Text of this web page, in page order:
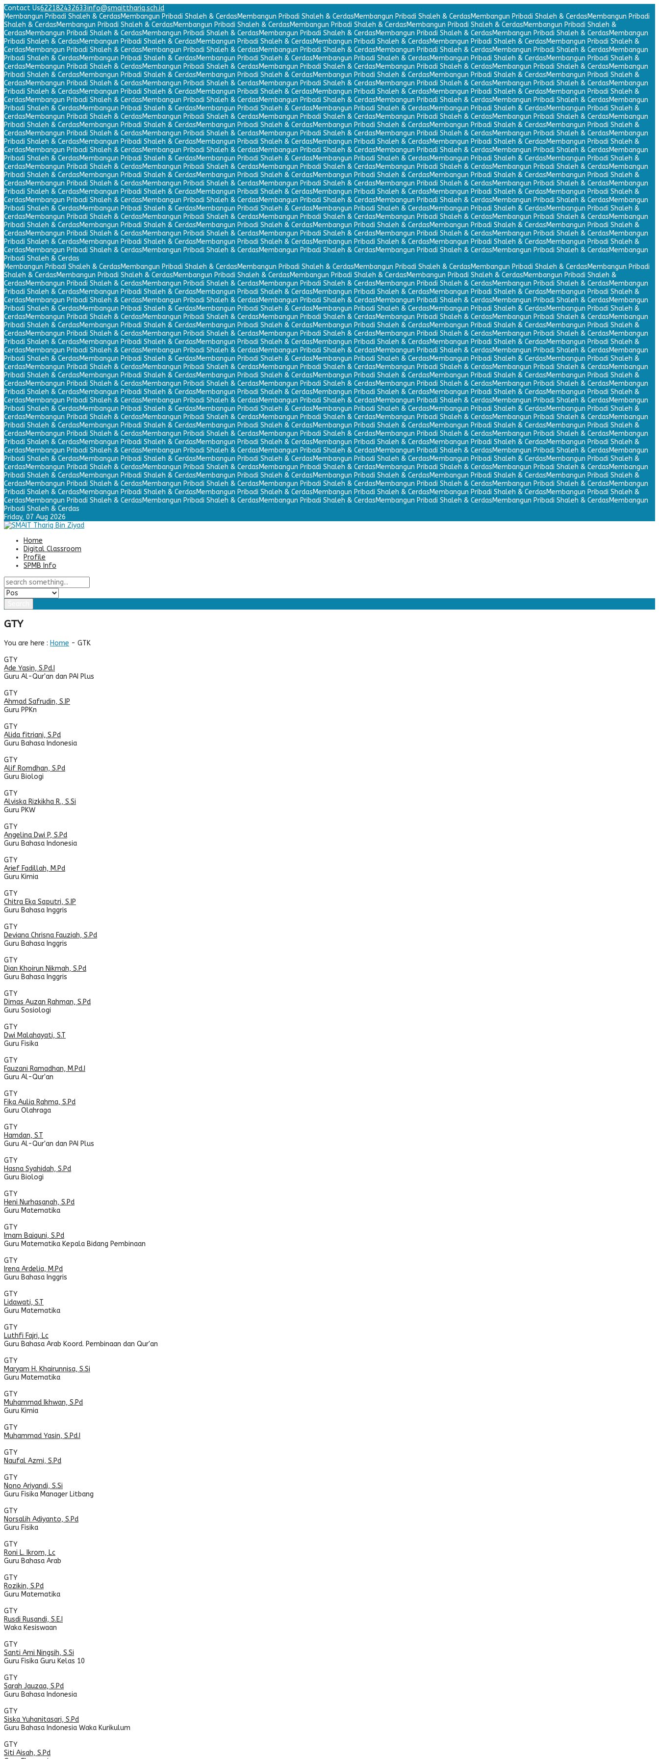
Contact Us622182432633info@smaitthariq.sch.id
Membangun Pribadi Shaleh & CerdasMembangun Pribadi Shaleh & CerdasMembangun Pribadi Shaleh & CerdasMembangun Pribadi Shaleh & CerdasMembangun Pribadi Shaleh & CerdasMembangun Pribadi
Shaleh & CerdasMembangun Pribadi Shaleh & CerdasMembangun Pribadi Shaleh & CerdasMembangun Pribadi Shaleh & CerdasMembangun Pribadi Shaleh & CerdasMembangun Pribadi Shaleh &
CerdasMembangun Pribadi Shaleh & CerdasMembangun Pribadi Shaleh & CerdasMembangun Pribadi Shaleh & CerdasMembangun Pribadi Shaleh & CerdasMembangun Pribadi Shaleh & CerdasMembangun
Pribadi Shaleh & CerdasMembangun Pribadi Shaleh & CerdasMembangun Pribadi Shaleh & CerdasMembangun Pribadi Shaleh & CerdasMembangun Pribadi Shaleh & CerdasMembangun Pribadi Shaleh &
CerdasMembangun Pribadi Shaleh & CerdasMembangun Pribadi Shaleh & CerdasMembangun Pribadi Shaleh & CerdasMembangun Pribadi Shaleh & CerdasMembangun Pribadi Shaleh & CerdasMembangun
Pribadi Shaleh & CerdasMembangun Pribadi Shaleh & CerdasMembangun Pribadi Shaleh & CerdasMembangun Pribadi Shaleh & CerdasMembangun Pribadi Shaleh & CerdasMembangun Pribadi Shaleh &
CerdasMembangun Pribadi Shaleh & CerdasMembangun Pribadi Shaleh & CerdasMembangun Pribadi Shaleh & CerdasMembangun Pribadi Shaleh & CerdasMembangun Pribadi Shaleh & CerdasMembangun
Pribadi Shaleh & CerdasMembangun Pribadi Shaleh & CerdasMembangun Pribadi Shaleh & CerdasMembangun Pribadi Shaleh & CerdasMembangun Pribadi Shaleh & CerdasMembangun Pribadi Shaleh &
CerdasMembangun Pribadi Shaleh & CerdasMembangun Pribadi Shaleh & CerdasMembangun Pribadi Shaleh & CerdasMembangun Pribadi Shaleh & CerdasMembangun Pribadi Shaleh & CerdasMembangun
Pribadi Shaleh & CerdasMembangun Pribadi Shaleh & CerdasMembangun Pribadi Shaleh & CerdasMembangun Pribadi Shaleh & CerdasMembangun Pribadi Shaleh & CerdasMembangun Pribadi Shaleh &
CerdasMembangun Pribadi Shaleh & CerdasMembangun Pribadi Shaleh & CerdasMembangun Pribadi Shaleh & CerdasMembangun Pribadi Shaleh & CerdasMembangun Pribadi Shaleh & CerdasMembangun
Pribadi Shaleh & CerdasMembangun Pribadi Shaleh & CerdasMembangun Pribadi Shaleh & CerdasMembangun Pribadi Shaleh & CerdasMembangun Pribadi Shaleh & CerdasMembangun Pribadi Shaleh &
CerdasMembangun Pribadi Shaleh & CerdasMembangun Pribadi Shaleh & CerdasMembangun Pribadi Shaleh & CerdasMembangun Pribadi Shaleh & CerdasMembangun Pribadi Shaleh & CerdasMembangun
Pribadi Shaleh & CerdasMembangun Pribadi Shaleh & CerdasMembangun Pribadi Shaleh & CerdasMembangun Pribadi Shaleh & CerdasMembangun Pribadi Shaleh & CerdasMembangun Pribadi Shaleh &
CerdasMembangun Pribadi Shaleh & CerdasMembangun Pribadi Shaleh & CerdasMembangun Pribadi Shaleh & CerdasMembangun Pribadi Shaleh & CerdasMembangun Pribadi Shaleh & CerdasMembangun
Pribadi Shaleh & CerdasMembangun Pribadi Shaleh & CerdasMembangun Pribadi Shaleh & CerdasMembangun Pribadi Shaleh & CerdasMembangun Pribadi Shaleh & CerdasMembangun Pribadi Shaleh &
CerdasMembangun Pribadi Shaleh & CerdasMembangun Pribadi Shaleh & CerdasMembangun Pribadi Shaleh & CerdasMembangun Pribadi Shaleh & CerdasMembangun Pribadi Shaleh & CerdasMembangun
Pribadi Shaleh & CerdasMembangun Pribadi Shaleh & CerdasMembangun Pribadi Shaleh & CerdasMembangun Pribadi Shaleh & CerdasMembangun Pribadi Shaleh & CerdasMembangun Pribadi Shaleh &
CerdasMembangun Pribadi Shaleh & CerdasMembangun Pribadi Shaleh & CerdasMembangun Pribadi Shaleh & CerdasMembangun Pribadi Shaleh & CerdasMembangun Pribadi Shaleh & CerdasMembangun
Pribadi Shaleh & CerdasMembangun Pribadi Shaleh & CerdasMembangun Pribadi Shaleh & CerdasMembangun Pribadi Shaleh & CerdasMembangun Pribadi Shaleh & CerdasMembangun Pribadi Shaleh &
CerdasMembangun Pribadi Shaleh & CerdasMembangun Pribadi Shaleh & CerdasMembangun Pribadi Shaleh & CerdasMembangun Pribadi Shaleh & CerdasMembangun Pribadi Shaleh & CerdasMembangun
Pribadi Shaleh & CerdasMembangun Pribadi Shaleh & CerdasMembangun Pribadi Shaleh & CerdasMembangun Pribadi Shaleh & CerdasMembangun Pribadi Shaleh & CerdasMembangun Pribadi Shaleh &
CerdasMembangun Pribadi Shaleh & CerdasMembangun Pribadi Shaleh & CerdasMembangun Pribadi Shaleh & CerdasMembangun Pribadi Shaleh & CerdasMembangun Pribadi Shaleh & CerdasMembangun
Pribadi Shaleh & CerdasMembangun Pribadi Shaleh & CerdasMembangun Pribadi Shaleh & CerdasMembangun Pribadi Shaleh & CerdasMembangun Pribadi Shaleh & CerdasMembangun Pribadi Shaleh &
CerdasMembangun Pribadi Shaleh & CerdasMembangun Pribadi Shaleh & CerdasMembangun Pribadi Shaleh & CerdasMembangun Pribadi Shaleh & CerdasMembangun Pribadi Shaleh & CerdasMembangun
Pribadi Shaleh & CerdasMembangun Pribadi Shaleh & CerdasMembangun Pribadi Shaleh & CerdasMembangun Pribadi Shaleh & CerdasMembangun Pribadi Shaleh & CerdasMembangun Pribadi Shaleh &
CerdasMembangun Pribadi Shaleh & CerdasMembangun Pribadi Shaleh & CerdasMembangun Pribadi Shaleh & CerdasMembangun Pribadi Shaleh & CerdasMembangun Pribadi Shaleh & CerdasMembangun
Pribadi Shaleh & CerdasMembangun Pribadi Shaleh & CerdasMembangun Pribadi Shaleh & CerdasMembangun Pribadi Shaleh & CerdasMembangun Pribadi Shaleh & CerdasMembangun Pribadi Shaleh &
CerdasMembangun Pribadi Shaleh & CerdasMembangun Pribadi Shaleh & CerdasMembangun Pribadi Shaleh & CerdasMembangun Pribadi Shaleh & CerdasMembangun Pribadi Shaleh & CerdasMembangun
Pribadi Shaleh & Cerdas
Membangun Pribadi Shaleh & CerdasMembangun Pribadi Shaleh & CerdasMembangun Pribadi Shaleh & CerdasMembangun Pribadi Shaleh & CerdasMembangun Pribadi Shaleh & CerdasMembangun Pribadi
Shaleh & CerdasMembangun Pribadi Shaleh & CerdasMembangun Pribadi Shaleh & CerdasMembangun Pribadi Shaleh & CerdasMembangun Pribadi Shaleh & CerdasMembangun Pribadi Shaleh &
CerdasMembangun Pribadi Shaleh & CerdasMembangun Pribadi Shaleh & CerdasMembangun Pribadi Shaleh & CerdasMembangun Pribadi Shaleh & CerdasMembangun Pribadi Shaleh & CerdasMembangun
Pribadi Shaleh & CerdasMembangun Pribadi Shaleh & CerdasMembangun Pribadi Shaleh & CerdasMembangun Pribadi Shaleh & CerdasMembangun Pribadi Shaleh & CerdasMembangun Pribadi Shaleh &
CerdasMembangun Pribadi Shaleh & CerdasMembangun Pribadi Shaleh & CerdasMembangun Pribadi Shaleh & CerdasMembangun Pribadi Shaleh & CerdasMembangun Pribadi Shaleh & CerdasMembangun
Pribadi Shaleh & CerdasMembangun Pribadi Shaleh & CerdasMembangun Pribadi Shaleh & CerdasMembangun Pribadi Shaleh & CerdasMembangun Pribadi Shaleh & CerdasMembangun Pribadi Shaleh &
CerdasMembangun Pribadi Shaleh & CerdasMembangun Pribadi Shaleh & CerdasMembangun Pribadi Shaleh & CerdasMembangun Pribadi Shaleh & CerdasMembangun Pribadi Shaleh & CerdasMembangun
Pribadi Shaleh & CerdasMembangun Pribadi Shaleh & CerdasMembangun Pribadi Shaleh & CerdasMembangun Pribadi Shaleh & CerdasMembangun Pribadi Shaleh & CerdasMembangun Pribadi Shaleh &
CerdasMembangun Pribadi Shaleh & CerdasMembangun Pribadi Shaleh & CerdasMembangun Pribadi Shaleh & CerdasMembangun Pribadi Shaleh & CerdasMembangun Pribadi Shaleh & CerdasMembangun
Pribadi Shaleh & CerdasMembangun Pribadi Shaleh & CerdasMembangun Pribadi Shaleh & CerdasMembangun Pribadi Shaleh & CerdasMembangun Pribadi Shaleh & CerdasMembangun Pribadi Shaleh &
CerdasMembangun Pribadi Shaleh & CerdasMembangun Pribadi Shaleh & CerdasMembangun Pribadi Shaleh & CerdasMembangun Pribadi Shaleh & CerdasMembangun Pribadi Shaleh & CerdasMembangun
Pribadi Shaleh & CerdasMembangun Pribadi Shaleh & CerdasMembangun Pribadi Shaleh & CerdasMembangun Pribadi Shaleh & CerdasMembangun Pribadi Shaleh & CerdasMembangun Pribadi Shaleh &
CerdasMembangun Pribadi Shaleh & CerdasMembangun Pribadi Shaleh & CerdasMembangun Pribadi Shaleh & CerdasMembangun Pribadi Shaleh & CerdasMembangun Pribadi Shaleh & CerdasMembangun
Pribadi Shaleh & CerdasMembangun Pribadi Shaleh & CerdasMembangun Pribadi Shaleh & CerdasMembangun Pribadi Shaleh & CerdasMembangun Pribadi Shaleh & CerdasMembangun Pribadi Shaleh &
CerdasMembangun Pribadi Shaleh & CerdasMembangun Pribadi Shaleh & CerdasMembangun Pribadi Shaleh & CerdasMembangun Pribadi Shaleh & CerdasMembangun Pribadi Shaleh & CerdasMembangun
Pribadi Shaleh & CerdasMembangun Pribadi Shaleh & CerdasMembangun Pribadi Shaleh & CerdasMembangun Pribadi Shaleh & CerdasMembangun Pribadi Shaleh & CerdasMembangun Pribadi Shaleh &
CerdasMembangun Pribadi Shaleh & CerdasMembangun Pribadi Shaleh & CerdasMembangun Pribadi Shaleh & CerdasMembangun Pribadi Shaleh & CerdasMembangun Pribadi Shaleh & CerdasMembangun
Pribadi Shaleh & CerdasMembangun Pribadi Shaleh & CerdasMembangun Pribadi Shaleh & CerdasMembangun Pribadi Shaleh & CerdasMembangun Pribadi Shaleh & CerdasMembangun Pribadi Shaleh &
CerdasMembangun Pribadi Shaleh & CerdasMembangun Pribadi Shaleh & CerdasMembangun Pribadi Shaleh & CerdasMembangun Pribadi Shaleh & CerdasMembangun Pribadi Shaleh & CerdasMembangun
Pribadi Shaleh & CerdasMembangun Pribadi Shaleh & CerdasMembangun Pribadi Shaleh & CerdasMembangun Pribadi Shaleh & CerdasMembangun Pribadi Shaleh & CerdasMembangun Pribadi Shaleh &
CerdasMembangun Pribadi Shaleh & CerdasMembangun Pribadi Shaleh & CerdasMembangun Pribadi Shaleh & CerdasMembangun Pribadi Shaleh & CerdasMembangun Pribadi Shaleh & CerdasMembangun
Pribadi Shaleh & CerdasMembangun Pribadi Shaleh & CerdasMembangun Pribadi Shaleh & CerdasMembangun Pribadi Shaleh & CerdasMembangun Pribadi Shaleh & CerdasMembangun Pribadi Shaleh &
CerdasMembangun Pribadi Shaleh & CerdasMembangun Pribadi Shaleh & CerdasMembangun Pribadi Shaleh & CerdasMembangun Pribadi Shaleh & CerdasMembangun Pribadi Shaleh & CerdasMembangun
Pribadi Shaleh & CerdasMembangun Pribadi Shaleh & CerdasMembangun Pribadi Shaleh & CerdasMembangun Pribadi Shaleh & CerdasMembangun Pribadi Shaleh & CerdasMembangun Pribadi Shaleh &
CerdasMembangun Pribadi Shaleh & CerdasMembangun Pribadi Shaleh & CerdasMembangun Pribadi Shaleh & CerdasMembangun Pribadi Shaleh & CerdasMembangun Pribadi Shaleh & CerdasMembangun
Pribadi Shaleh & CerdasMembangun Pribadi Shaleh & CerdasMembangun Pribadi Shaleh & CerdasMembangun Pribadi Shaleh & CerdasMembangun Pribadi Shaleh & CerdasMembangun Pribadi Shaleh &
CerdasMembangun Pribadi Shaleh & CerdasMembangun Pribadi Shaleh & CerdasMembangun Pribadi Shaleh & CerdasMembangun Pribadi Shaleh & CerdasMembangun Pribadi Shaleh & CerdasMembangun
Pribadi Shaleh & CerdasMembangun Pribadi Shaleh & CerdasMembangun Pribadi Shaleh & CerdasMembangun Pribadi Shaleh & CerdasMembangun Pribadi Shaleh & CerdasMembangun Pribadi Shaleh &
CerdasMembangun Pribadi Shaleh & CerdasMembangun Pribadi Shaleh & CerdasMembangun Pribadi Shaleh & CerdasMembangun Pribadi Shaleh & CerdasMembangun Pribadi Shaleh & CerdasMembangun
Pribadi Shaleh & Cerdas
Friday, 07 Aug 2026
Home
Digital Classroom
Profile
SPMB Info
GTY
You are here : Home - GTK
GTY
Ade Yasin, S.Pd.I
Guru Al-Qur'an dan PAI Plus
GTY
Ahmad Safrudin, S.IP
Guru PPKn
GTY
Alida fitriani, S.Pd
Guru Bahasa Indonesia
GTY
Alif Romdhan, S.Pd
Guru Biologi
GTY
Alviska Rizkikha R., S.Si
Guru PKW
GTY
Angelina Dwi P, S.Pd
Guru Bahasa Indonesia
GTY
Arief Fadillah, M.Pd
Guru Kimia
GTY
Chitra Eka Saputri, S.IP
Guru Bahasa Inggris
GTY
Deviana Chrisna Fauziah, S.Pd
Guru Bahasa Inggris
GTY
Dian Khoirun Nikmah, S.Pd
Guru Bahasa Inggris
GTY
Dimas Auzan Rahman, S.Pd
Guru Sosiologi
GTY
Dwi Malahayati, S.T
Guru Fisika
GTY
Fauzani Ramadhan, M.Pd.I
Guru Al-Qur'an
GTY
Fika Aulia Rahma, S.Pd
Guru Olahraga
GTY
Hamdan, S.T
Guru Al-Qur'an dan PAI Plus
GTY
Hasna Syahidah, S.Pd
Guru Biologi
GTY
Heni Nurhasanah, S.Pd
Guru Matematika
GTY
Imam Baiquni, S.Pd
Guru Matematika Kepala Bidang Pembinaan
GTY
Irena Ardelia, M.Pd
Guru Bahasa Inggris
GTY
Lidawati, S.T
Guru Matematika
GTY
Luthfi Fajri, Lc
Guru Bahasa Arab Koord. Pembinaan dan Qur'an
GTY
Maryam H. Khairunnisa, S.Si
Guru Matematika
GTY
Muhammad Ikhwan, S.Pd
Guru Kimia
GTY
Muhammad Yasin, S.Pd.I
GTY
Naufal Azmi, S.Pd
GTY
Nono Ariyandi, S.Si
Guru Fisika Manager Litbang
GTY
Norsalih Adiyanto, S.Pd
Guru Fisika
GTY
Roni L. Ikrom, Lc
Guru Bahasa Arab
GTY
Rozikin, S.Pd
Guru Matematika
GTY
Rusdi Rusandi, S.E.I
Waka Kesiswaan
GTY
Santi Ami Ningsih, S.Si
Guru Fisika Guru Kelas 10
GTY
Sarah Jauzaa, S.Pd
Guru Bahasa Indonesia
GTY
Siska Yuhanitasari, S.Pd
Guru Bahasa Indonesia Waka Kurikulum
GTY
Siti Aisah, S.Pd